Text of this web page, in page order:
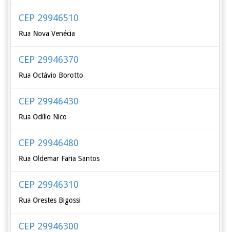
CEP 29946510
Rua Nova Venécia
CEP 29946370
Rua Octávio Borotto
CEP 29946430
Rua Odílio Nico
CEP 29946480
Rua Oldemar Faria Santos
CEP 29946310
Rua Orestes Bigossi
CEP 29946300